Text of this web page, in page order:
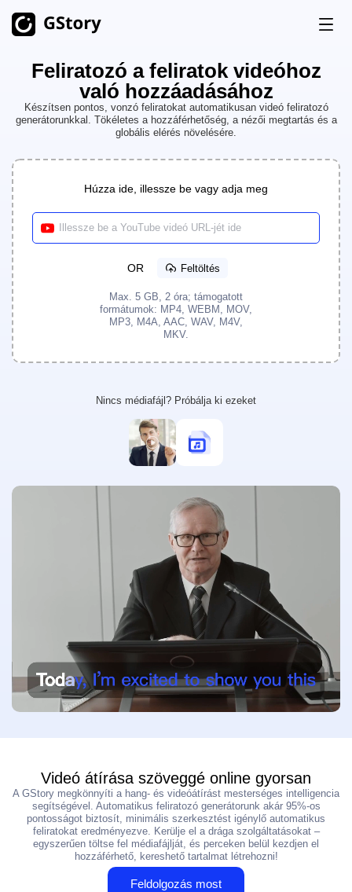
Termék
AI Generálás
Korlátlan
AI képről videóra
AI videó generátor Korlátlan
Videó Eszköztár
Videó Fordító
AI Klipkészítő
Videó Háttér Eltávolító
Videó Vízjel Eltávolító
Korlátlan
Fotó Minőségjavító
Árazás
Ingyenes Kreditek
Előzmények
Feliratozó a feliratok videóhoz
való hozzáadásához
Készítsen pontos, vonzó feliratokat automatikusan videó feliratozó
generátorunkkal. Tökéletes a hozzáférhetőség, a nézői megtartás és a
globális elérés növelésére.
Húzza ide, illessze be vagy adja meg
OR Feltöltés
Max. 5 GB, 2 óra; támogatott
formátumok: MP4, WEBM, MOV,
MP3, M4A, AAC, WAV, M4V,
MKV.
Nincs médiafájl? Próbálja ki ezeket
Videó átírása szöveggé online gyorsan
A GStory megkönnyíti a hang- és videóátírást mesterséges intelligencia
segítségével. Automatikus feliratozó generátorunk akár 95%-os
pontosságot biztosít, minimális szerkesztést igénylő automatikus
feliratokat eredményezve. Kerülje el a drága szolgáltatásokat –
egyszerűen töltse fel médiafájlját, és perceken belül kezdjen el
hozzáférhető, kereshető tartalmat létrehozni!
Feldolgozás most